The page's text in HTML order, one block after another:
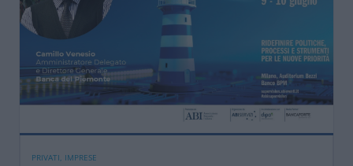
PRIVATI, IMPRESE